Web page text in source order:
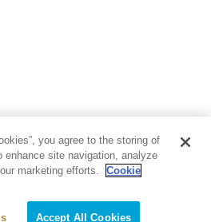
映画・音楽・演劇
教養
you agree to the storing of
enhance site navigation, analyze
marketing efforts.
Cookie
Accept All Cookies